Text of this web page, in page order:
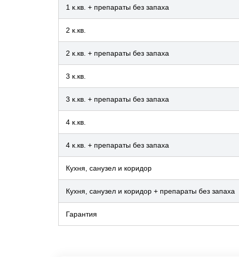
1 к.кв. + препараты без запаха
2 к.кв.
2 к.кв. + препараты без запаха
3 к.кв.
3 к.кв. + препараты без запаха
4 к.кв.
4 к.кв. + препараты без запаха
Кухня, санузел и коридор
Кухня, санузел и коридор + препараты без запаха
Гарантия